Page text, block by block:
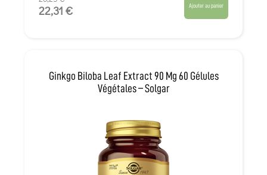
22,31 € Ajouter au panier
Ginkgo Biloba Leaf Extract 90 Mg 60 Gélules
Végétales – Solgar